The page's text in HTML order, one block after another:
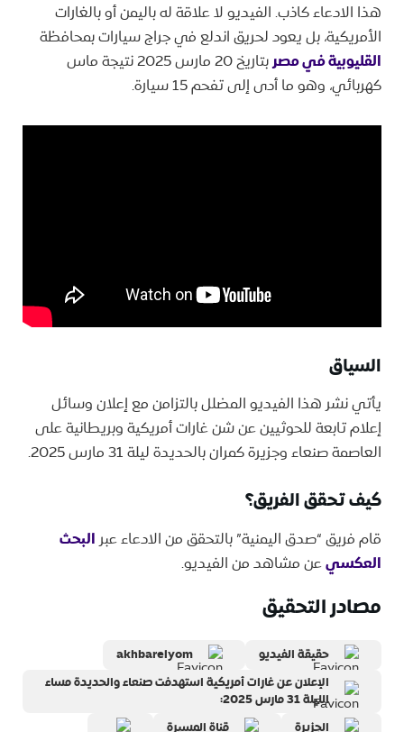
هذا الادعاء كاذب. الفيديو لا علاقة له باليمن أو بالغارات
الأمريكية، بل يعود لحريق اندلع في جراج سيارات بمحافظة
القليوبية في مصر
بتاريخ 20 مارس 2025 نتيجة ماس
كهربائي، وهو ما أدى إلى تفحم 15 سيارة.
السياق
يأتي نشر هذا الفيديو المضلل بالتزامن مع إعلان وسائل
إعلام تابعة للحوثيين عن شن غارات أمريكية وبريطانية على
العاصمة صنعاء وجزيرة كمران بالحديدة ليلة 31 مارس 2025.
كيف تحقق الفريق؟
قام فريق “صدق اليمنية” بالتحقق من الادعاء عبرالبحث
العكسيعن مشاهد من الفيديو.
مصادر التحقيق
حقيقة الفيديو
akhbarelyom
الإعلان عن غارات أمريكية استهدفت صنعاء والحديدة مساء
الليلة 31 مارس 2025:
الجزيرة
قناة المسيرة